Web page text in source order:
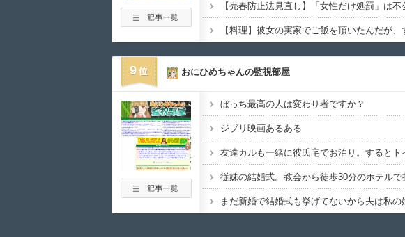
9 おにひめちゃんの監視部屋
ぼっち最高の人は変わり者ですか？
ジブリ映画あるある